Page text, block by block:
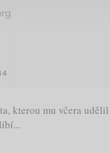
kterou mu včera